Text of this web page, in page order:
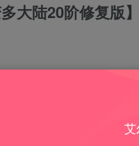
大陆20阶修复版
积分免费兑换！
艾